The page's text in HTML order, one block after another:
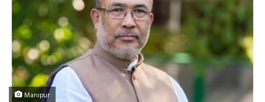
Manipur